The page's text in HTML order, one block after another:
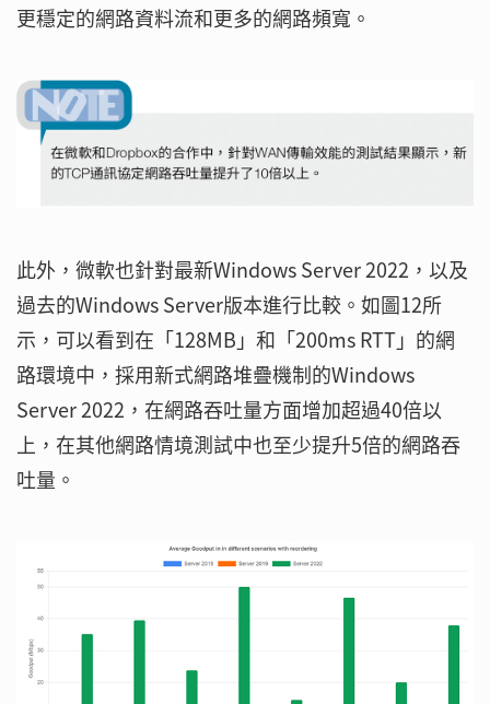
更穩定的網路資料流和更多的網路頻寬。
此外，微軟也針對最新Windows Server 2022，以及
過去的Windows Server版本進行比較。如圖12所
示，可以看到在「128MB」和「200ms RTT」的網
路環境中，採用新式網路堆疊機制的Windows
Server 2022，在網路吞吐量方面增加超過40倍以
上，在其他網路情境測試中也至少提升5倍的網路吞
吐量。